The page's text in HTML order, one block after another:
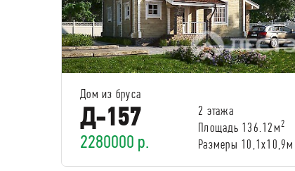
Дом из бруса
Д-157
2280000 р.
2 этажа
Площадь 136.12м2
Размеры 10,1х10,9м